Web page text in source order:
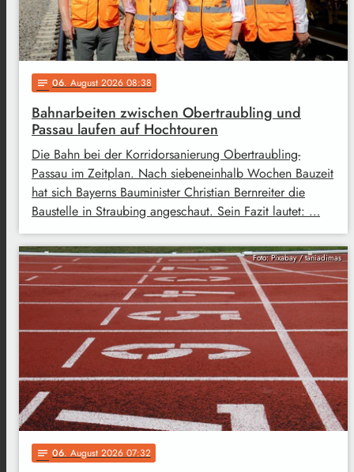
notes 06. August 2026 08:38
Bahnarbeiten zwischen Obertraubling und
Passau laufen auf Hochtouren
Die Bahn bei der Korridorsanierung Obertraubling-
Passau im Zeitplan. Nach siebeneinhalb Wochen Bauzeit
hat sich Bayerns Bauminister Christian Bernreiter die
Baustelle in Straubing angeschaut. Sein Fazit lautet: …
Foto: Pixabay / taniadimas
notes 06. August 2026 07:32